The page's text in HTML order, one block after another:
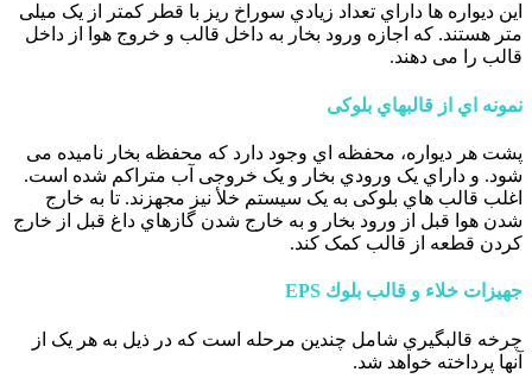
این دیواره ها داراي تعداد زیادي سوراخ ریز با قطر کمتر از یک میلی
متر هستند. که اجازه ورود بخار به داخل قالب و خروج هوا از داخل
قالب را می دهند.
نمونه اي از قالبهاي بلوکی
پشت هر دیواره، محفظه اي وجود دارد که محفظه بخار نامیده می
شود. و داراي یک ورودي بخار و یک خروجی آب متراکم شده است.
اغلب قالب هاي بلوکی به یک سیستم خلأ نیز مجهزند. تا به خارج
شدن هوا قبل از ورود بخار و به خارج شدن گازهاي داغ قبل از خارج
کردن قطعه از قالب کمک کند.
جهیزات خلاء و قالب بلوك EPS
چرخه قالبگیري شامل چندین مرحله است که در ذیل به هر یک از
آنها پرداخته خواهد شد.